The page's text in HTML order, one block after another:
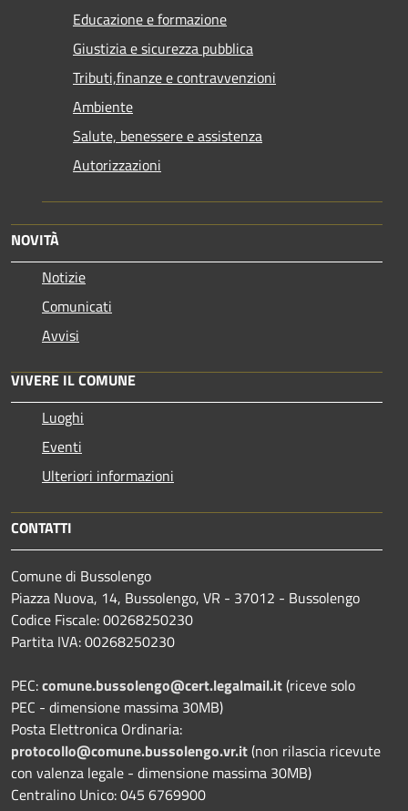
Educazione e formazione
Giustizia e sicurezza pubblica
Tributi,finanze e contravvenzioni
Ambiente
Salute, benessere e assistenza
Autorizzazioni
NOVITÀ
Notizie
Comunicati
Avvisi
VIVERE IL COMUNE
Luoghi
Eventi
Ulteriori informazioni
CONTATTI
Comune di Bussolengo
Piazza Nuova, 14, Bussolengo, VR - 37012 - Bussolengo
Codice Fiscale: 00268250230
Partita IVA: 00268250230
PEC:comune.bussolengo@cert.legalmail.it(riceve solo
PEC - dimensione massima 30MB)
Posta Elettronica Ordinaria:
protocollo@comune.bussolengo.vr.it(non rilascia ricevute
con valenza legale - dimensione massima 30MB)
Centralino Unico: 045 6769900